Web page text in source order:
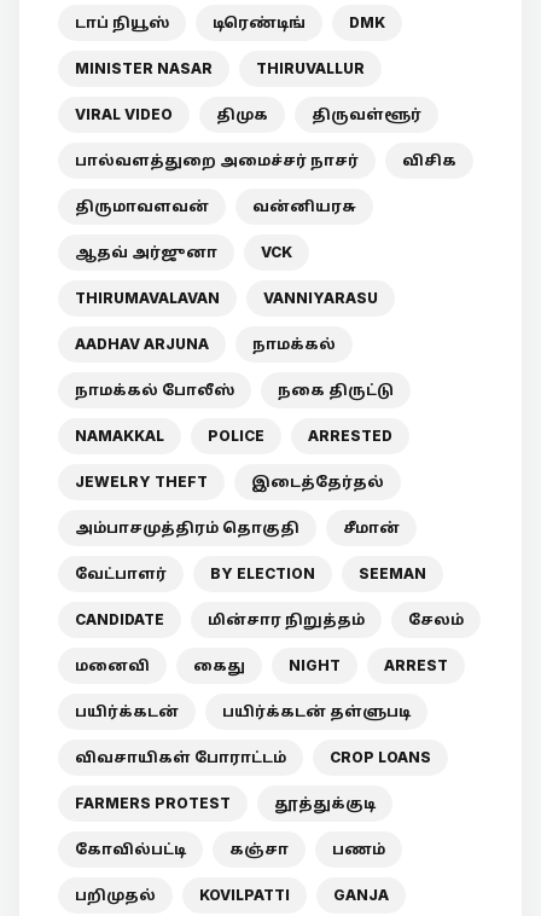
டாப் நியூஸ் டிரெண்டிங் DMK
MINISTER NASAR THIRUVALLUR
VIRAL VIDEO திமுக திருவள்ளூர்
பால்வளத்துறை அமைச்சர் நாசர் விசிக
திருமாவளவன் வன்னியரசு
ஆதவ் அர்ஜுனா VCK
THIRUMAVALAVAN VANNIYARASU
AADHAV ARJUNA நாமக்கல்
நாமக்கல் போலீஸ் நகை திருட்டு
NAMAKKAL POLICE ARRESTED
JEWELRY THEFT இடைத்தேர்தல்
அம்பாசமுத்திரம் தொகுதி சீமான்
வேட்பாளர் BY ELECTION SEEMAN
CANDIDATE மின்சார நிறுத்தம் சேலம்
மனைவி கைது NIGHT ARREST
பயிர்க்கடன் பயிர்க்கடன் தள்ளுபடி
விவசாயிகள் போராட்டம் CROP LOANS
FARMERS PROTEST தூத்துக்குடி
கோவில்பட்டி கஞ்சா பணம்
பறிமுதல் KOVILPATTI GANJA